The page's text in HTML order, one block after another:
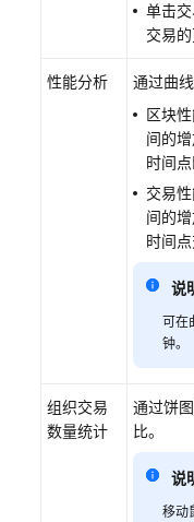
帮
扎
比
单击交
交易的
性能分析
通过曲
区块
间的
时间
交易
间的
时间
说
可在
钟。
组织交易
数量统计
通过饼
比。
说
移动